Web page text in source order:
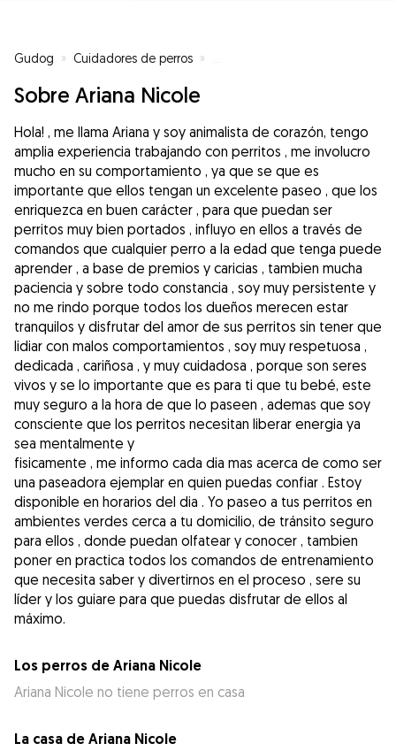
Gudog » Cuidadores de perros »
Sobre Ariana Nicole
Hola! , me llama Ariana y soy animalista de corazón, tengo
amplia experiencia trabajando con perritos , me involucro
mucho en su comportamiento , ya que se que es
importante que ellos tengan un excelente paseo , que los
enriquezca en buen carácter , para que puedan ser
perritos muy bien portados , influyo en ellos a través de
comandos que cualquier perro a la edad que tenga puede
aprender , a base de premios y caricias , tambien mucha
paciencia y sobre todo constancia , soy muy persistente y
no me rindo porque todos los dueños merecen estar
tranquilos y disfrutar del amor de sus perritos sin tener que
lidiar con malos comportamientos , soy muy respetuosa ,
dedicada , cariñosa , y muy cuidadosa , porque son seres
vivos y se lo importante que es para ti que tu bebé, este
muy seguro a la hora de que lo paseen , ademas que soy
consciente que los perritos necesitan liberar energia ya
sea mentalmente y
fisicamente , me informo cada dia mas acerca de como ser
una paseadora ejemplar en quien puedas confiar . Estoy
disponible en horarios del dia . Yo paseo a tus perritos en
ambientes verdes cerca a tu domicilio, de tránsito seguro
para ellos , donde puedan olfatear y conocer , tambien
poner en practica todos los comandos de entrenamiento
que necesita saber y divertirnos en el proceso , sere su
líder y los guiare para que puedas disfrutar de ellos al
máximo.
Los perros de Ariana Nicole
Ariana Nicole no tiene perros en casa
La casa de Ariana Nicole